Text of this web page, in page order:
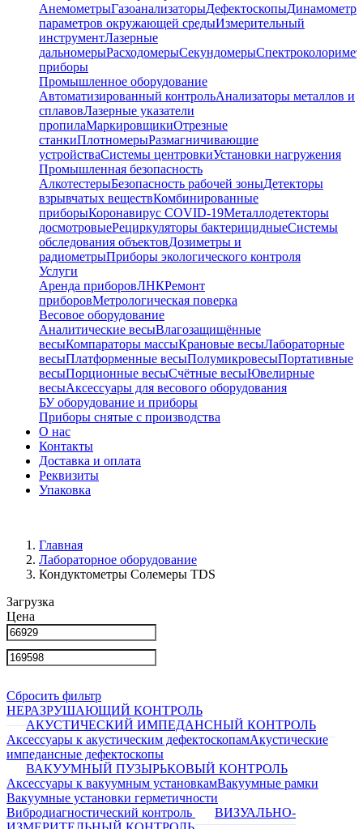
АнемометрыГазоанализаторыДефектоскопы
параметров окружающей средыИзмерительный
инструментЛазерные
дальномерыРасходомерыСекундомеры
приборы
Промышленное оборудование
Автоматизированный контрольАнализаторы металлов и
сплавовЛазерные указатели
пропилаМаркировщикиОтрезные
станкиПлотномерыРазмагничивающие
устройстваСистемы центровкиУстановки нагружения
Промышленная безопасность
АлкотестерыБезопасность рабочей зоныДетекторы
взрывчатых веществКомбинированные
приборыКоронавирус COVID-19Металлодетекторы
досмотровыеРециркуляторы бактерицидныеСистемы
обследования объектовДозиметры и
радиометрыПриборы экологического контроля
Услуги
Аренда приборовЛНКРемонт
приборовМетрологическая поверка
Весовое оборудование
Аналитические весыВлагозащищённые
весыКомпараторы массыКрановые весыЛабораторные
весыПлатформенные весыПолумикровесыПортативные
весыПорционные весыСчётные весыЮвелирные
весыАксессуары для весового оборудования
БУ оборудование и приборы
Приборы снятые с производства
О нас
Контакты
Доставка и оплата
Реквизиты
Упаковка
Главная
Лабораторное оборудование
Кондуктометры Солемеры TDS
Загрузка
Цена
Сбросить фильтр
НЕРАЗРУШАЮЩИЙ КОНТРОЛЬ
АКУСТИЧЕСКИЙ ИМПЕДАНСНЫЙ КОНТРОЛЬ
Аксессуары к акустическим дефектоскопамАкустические
импедансные дефектоскопы
ВАКУУМНЫЙ ПУЗЫРЬКОВЫЙ КОНТРОЛЬ
Аксессуары к вакуумным установкамВакуумные рамки
Вакуумные установки герметичности
Вибродиагностический контроль
ВИЗУАЛЬНО-